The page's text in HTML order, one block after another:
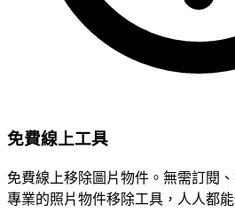
免費線上工具
免費線上移除圖片物件。無需訂閱
專業的照片物件移除工具，人人都能